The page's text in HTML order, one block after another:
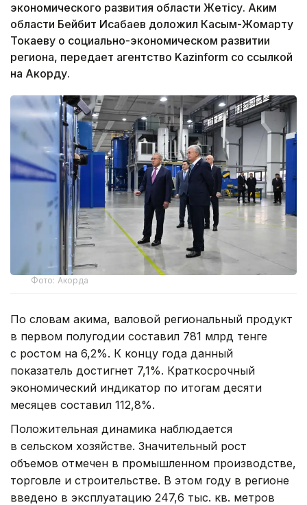
экономического развития области Жетісу. Аким
области Бейбит Исабаев доложил Касым-Жомарту
Токаеву о социально-экономическом развитии
региона, передает агентство Kazinform со ссылкой
на Акорду.
Фото: Акорда
По словам акима, валовой региональный продукт
в первом полугодии составил 781 млрд тенге
с ростом на 6,2%. К концу года данный
показатель достигнет 7,1%. Краткосрочный
экономический индикатор по итогам десяти
месяцев составил 112,8%.
Положительная динамика наблюдается
в сельском хозяйстве. Значительный рост
объемов отмечен в промышленном производстве,
торговле и строительстве. В этом году в регионе
введено в эксплуатацию 247,6 тыс. кв. метров